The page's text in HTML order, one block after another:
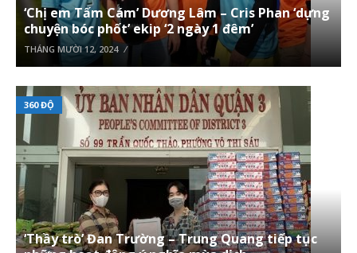
‘Chị em Tấm Cám’ Dương Lâm – Cris Phan ‘dựng
chuyện bóc phốt’ ekip ‘2 ngày 1 đêm’
THÁNG MƯỜI 12, 2024
360 ĐỘ
‘Thầy trò’ Đan Trường – Trung Quang tiếp tục